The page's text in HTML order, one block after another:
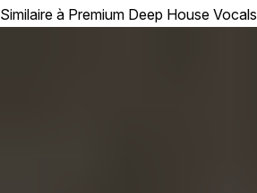
Similaire à Premium Deep House Vocals